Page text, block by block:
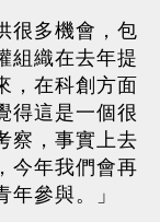
很多機會，包
組織在去年提
，在科創方面
得這是一個很
察，事實上去
今年我們會再
參與。」